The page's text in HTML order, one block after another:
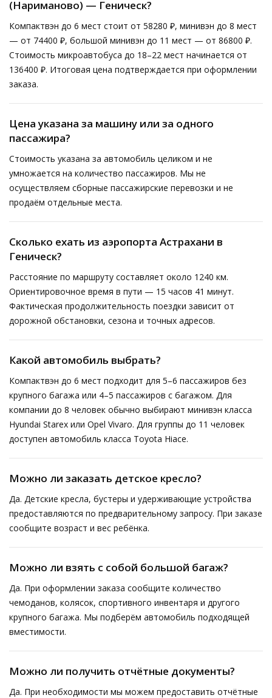
(Нариманово) — Геническ?
Компактвэн до 6 мест стоит от 58280 ₽, минивэн до 8 мест
— от 74400 ₽, большой минивэн до 11 мест — от 86800 ₽.
Стоимость микроавтобуса до 18–22 мест начинается от
136400 ₽. Итоговая цена подтверждается при оформлении
заказа.
Цена указана за машину или за одного
пассажира?
Стоимость указана за автомобиль целиком и не
умножается на количество пассажиров. Мы не
осуществляем сборные пассажирские перевозки и не
продаём отдельные места.
Сколько ехать из аэропорта Астрахани в
Геническ?
Расстояние по маршруту составляет около 1240 км.
Ориентировочное время в пути — 15 часов 41 минут.
Фактическая продолжительность поездки зависит от
дорожной обстановки, сезона и точных адресов.
Какой автомобиль выбрать?
Компактвэн до 6 мест подходит для 5–6 пассажиров без
крупного багажа или 4–5 пассажиров с багажом. Для
компании до 8 человек обычно выбирают минивэн класса
Hyundai Starex или Opel Vivaro. Для группы до 11 человек
доступен автомобиль класса Toyota Hiace.
Можно ли заказать детское кресло?
Да. Детские кресла, бустеры и удерживающие устройства
предоставляются по предварительному запросу. При заказе
сообщите возраст и вес ребёнка.
Можно ли взять с собой большой багаж?
Да. При оформлении заказа сообщите количество
чемоданов, колясок, спортивного инвентаря и другого
крупного багажа. Мы подберём автомобиль подходящей
вместимости.
Можно ли получить отчётные документы?
Да. При необходимости мы можем предоставить отчётные